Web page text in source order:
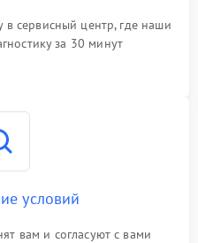
в сервисный центр, где наши
за 30 минут
условий
вам и согласуют с вами